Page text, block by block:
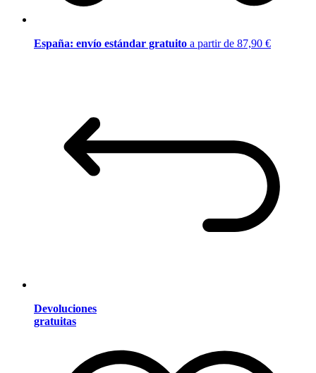
España: envío estándar gratuito a partir de 87,90 €
Devoluciones
gratuitas